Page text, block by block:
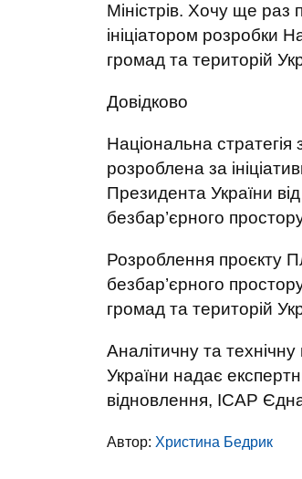
Міністрів. Хочу ще раз
ініціатором розробки
громад та територій
Довідково
Національна стратегія
розроблена за
Президента України
безбар’єрного
Розроблення проєкту
безбар’єрного
громад та територій
Аналітичну та технічну
України надає
відновлення, ІСАР
Автор: Христина Бедрик